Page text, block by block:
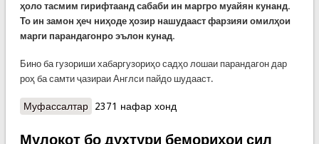
ҳоло тасмим гирифтаанд сабаби ин маргро муайян кунанд.
То ин замон ҳеч ниҳоде ҳозир нашудааст фарзияи омилҳои
марги парандагонро эълон кунад.
Бино ба гузориши хабаргузориҳо садҳо лошаи парандагон дар
роҳ ба самти ҷазираи Англси пайдо шудааст.
Муфассалтаро Пайдо шудани садҳо парандаи мурда дар
2371 нафар хонд
Мулоқот бо духтури бемориҳои сил